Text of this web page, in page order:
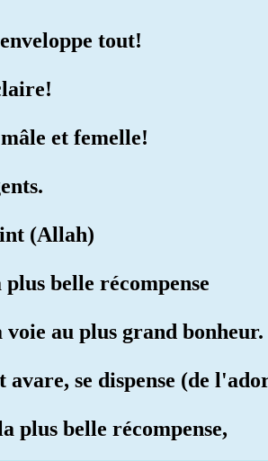
tout!
et femelle!
(Allah)
belle récompense
au plus grand bonheur.
avare, se dispense (de
plus belle récompense,